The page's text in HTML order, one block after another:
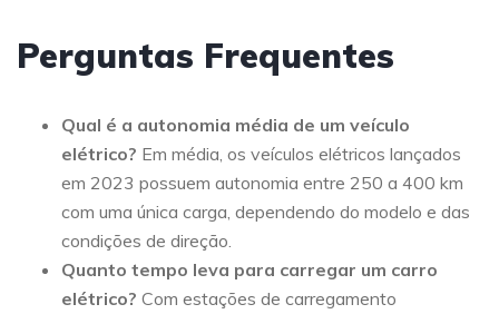
Perguntas Frequentes
Qual é a autonomia média de um veículo
elétrico? Em média, os veículos elétricos lançados
em 2023 possuem autonomia entre 250 a 400 km
com uma única carga, dependendo do modelo e das
condições de direção.
Quanto tempo leva para carregar um carro
elétrico? Com estações de carregamento